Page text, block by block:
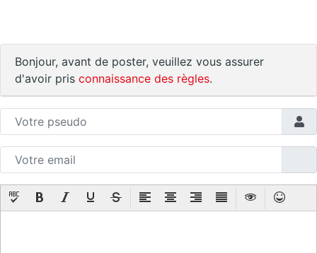
Bonjour, avant de poster, veuillez vous assurer
d'avoir pris connaissance des règles.